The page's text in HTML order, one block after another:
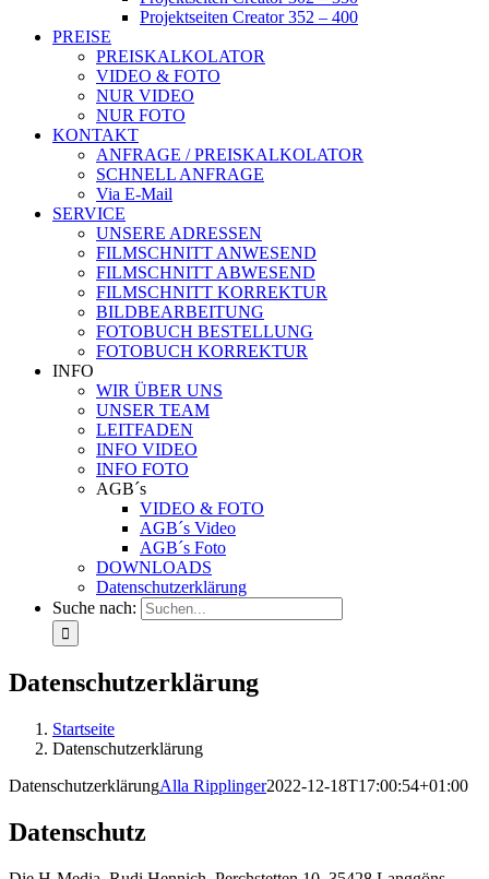
Projektseiten Creator 352 – 400
PREISE
PREISKALKOLATOR
VIDEO & FOTO
NUR VIDEO
NUR FOTO
KONTAKT
ANFRAGE / PREISKALKOLATOR
SCHNELL ANFRAGE
Via E-Mail
SERVICE
UNSERE ADRESSEN
FILMSCHNITT ANWESEND
FILMSCHNITT ABWESEND
FILMSCHNITT KORREKTUR
BILDBEARBEITUNG
FOTOBUCH BESTELLUNG
FOTOBUCH KORREKTUR
INFO
WIR ÜBER UNS
UNSER TEAM
LEITFADEN
INFO VIDEO
INFO FOTO
AGB´s
VIDEO & FOTO
AGB´s Video
AGB´s Foto
DOWNLOADS
Datenschutzerklärung
Suche nach:
Datenschutzerklärung
Startseite
Datenschutzerklärung
DatenschutzerklärungAlla Ripplinger2022-12-18T17:00:54+01:00
Datenschutz